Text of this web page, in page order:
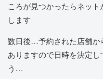
ころが見つかったらネッ
します
数日後…予約された店舗か
ありますので日時を決定
う…